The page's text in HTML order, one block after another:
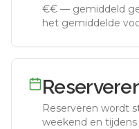
€€ — gemiddeld
het gemiddelde
Reserveren wordt
weekend en tijdens